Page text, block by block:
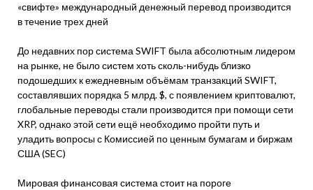
«свифте» международный денежный перевод производится
в течение трех дней
До недавних пор система SWIFT была абсолютным лидером
на рынке, не было систем хоть сколь-нибудь близко
подошедших к ежедневным объёмам транзакций SWIFT,
составлявших порядка 5 млрд. $, с появлением криптовалют,
глобальные переводы стали производится при помощи сети
XRP, однако этой сети ещё необходимо пройти путь и
уладить вопросы с Комиссией по ценным бумагам и биржам
США (SEC)
Мировая финансовая система стоит на пороге